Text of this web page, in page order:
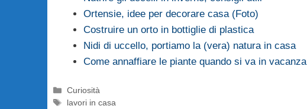
Ortensie, idee per decorare casa (Foto)
Costruire un orto in bottiglie di plastica
Nidi di uccello, portiamo la (vera) natura in casa
Come annaffiare le piante quando si va in vacanza
Categorie
Curiosità
Tag
lavori in casa